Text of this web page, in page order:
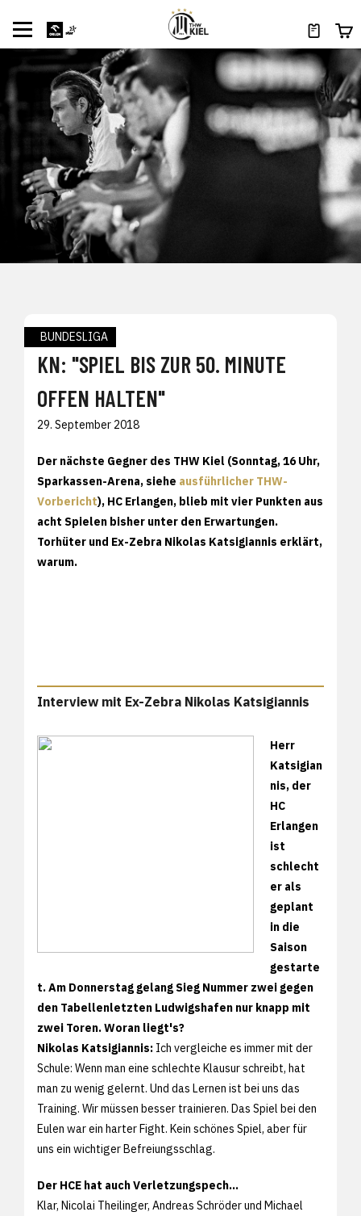
BUNDESLIGA
KN: "SPIEL BIS ZUR 50. MINUTE
OFFEN HALTEN"
29. September 2018
Der nächste Gegner des THW Kiel (Sonntag, 16 Uhr,
Sparkassen-Arena, siehe ausführlicher THW-
Vorbericht), HC Erlangen, blieb mit vier Punkten aus
acht Spielen bisher unter den Erwartungen.
Torhüter und Ex-Zebra Nikolas Katsigiannis erklärt,
warum.
Interview mit Ex-Zebra Nikolas Katsigiannis
Herr
Katsigian
nis, der
HC
Erlangen
ist
schlecht
er als
geplant
in die
Saison
gestarte
t. Am Donnerstag gelang Sieg Nummer zwei gegen
den Tabellenletzten Ludwigshafen nur knapp mit
zwei Toren. Woran liegt's?
Nikolas Katsigiannis: Ich vergleiche es immer mit der
Schule: Wenn man eine schlechte Klausur schreibt, hat
man zu wenig gelernt. Und das Lernen ist bei uns das
Training. Wir müssen besser trainieren. Das Spiel bei den
Eulen war ein harter Fight. Kein schönes Spiel, aber für
uns ein wichtiger Befreiungsschlag.
Der HCE hat auch Verletzungspech...
Klar, Nicolai Theilinger, Andreas Schröder und Michael